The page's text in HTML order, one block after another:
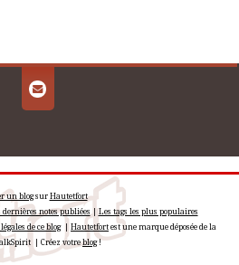
un blogsurHautetfort
dernières notes publiées |Les tags les plus populaires
de ce blog| Hautetfortest une marque déposée de la
| Créez votreblog!